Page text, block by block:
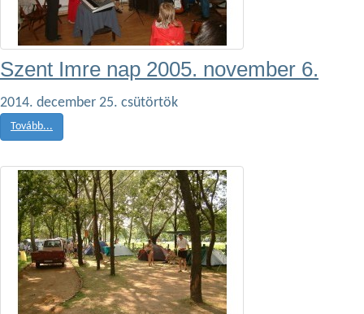
Szent Imre nap 2005. november 6.
2014. december 25. csütörtök
Tovább...